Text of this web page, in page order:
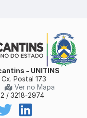
- UNITINS
Postal 173
Ver no Mapa
/ 3218-2974